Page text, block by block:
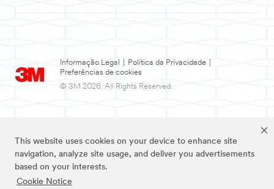
This website uses cookies on your device to enhance site
navigation, analyze site usage, and deliver you advertisements
based on your interests.
Cookie Notice
Informação Legal Política da Privacidade
Preferências de cookies
© 3M 2026. All Rights Reserved.